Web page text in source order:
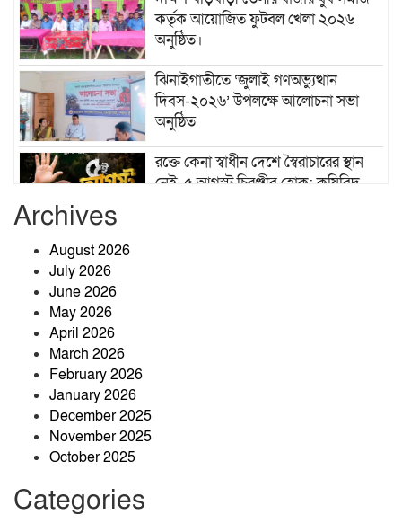
কর্তৃক আয়োজিত ফুটবল খেলা ২০২৬
অনুষ্ঠিত।
ঝিনাইগাতীতে ‘জুলাই গণঅভ্যুত্থান
দিবস-২০২৬’ উপলক্ষে আলোচনা সভা
অনুষ্ঠিত
রক্তে কেনা স্বাধীন দেশে স্বৈরাচারের স্থান
নেই, ৫ আগস্ট চিরঞ্জীব হোক: কৃষিবিদ
Archives
August 2026
July 2026
June 2026
May 2026
April 2026
March 2026
February 2026
January 2026
December 2025
November 2025
October 2025
Categories